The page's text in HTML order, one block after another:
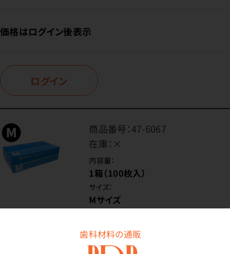
歯科材料の通販
価格はログイン後表示
ログイン
商品番号：47-6067
在庫： ×
内容量：
1箱（100枚入）
サイズ：
Mサイズ
価格はログイン後表示